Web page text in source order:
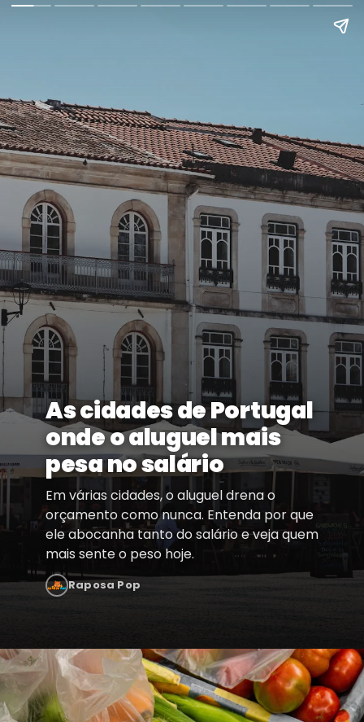
As cidades de Portugal
onde o aluguel mais
pesa no salário
Em várias cidades, o aluguel drena o
orçamento como nunca. Entenda por que
ele abocanha tanto do salário e veja quem
mais sente o peso hoje.
Raposa Pop